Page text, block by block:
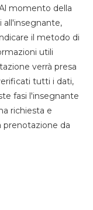
momento della
all'insegnante,
il metodo di
utili
verrà presa
tutti i dati,
fasi l'insegnante
richiesta e
prenotazione da